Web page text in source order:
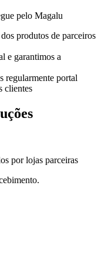
pelo Magalu
produtos de parceiros
e garantimos a
regularmente portal
clientes
por lojas parceiras